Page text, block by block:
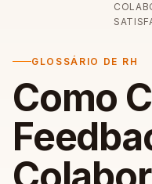
GLOSSÁRIO DE RH
Como